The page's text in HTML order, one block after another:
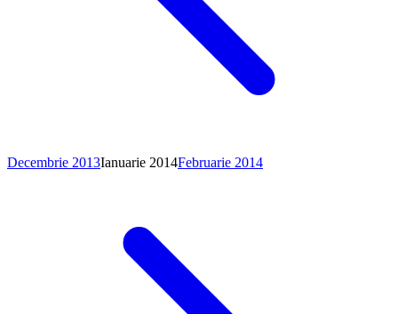
Decembrie 2013Ianuarie 2014Februarie 2014